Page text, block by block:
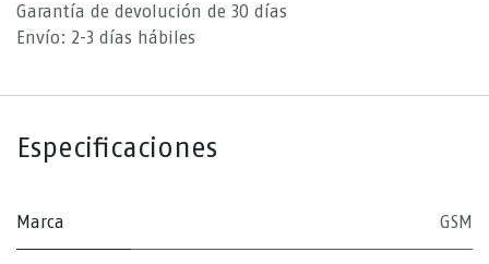
Garantía de devolución de 30 días
Envío: 2-3 días hábiles
Especificaciones
Marca GSM